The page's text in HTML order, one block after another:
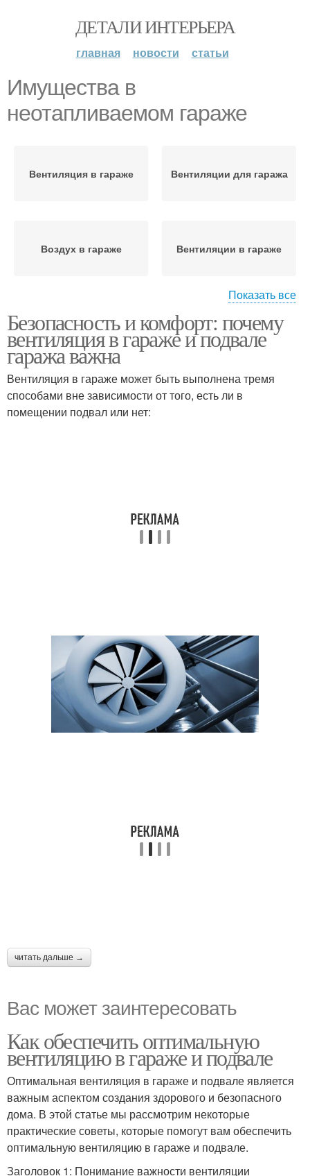
ДЕТАЛИ ИНТЕРЬЕРА
главная новости статьи
Имущества в
неотапливаемом гараже
Вентиляция в гараже Вентиляции для гаража
Воздух в гараже Вентиляции в гараже
Плесени в гараже Гараж в зимний период
Показать все
Безопасность и комфорт: почему
вентиляция в гараже и подвале
гаража важна
Вентиляция в гараже может быть выполнена тремя
способами вне зависимости от того, есть ли в
помещении подвал или нет:
читать дальше →
Вас может заинтересовать
Как обеспечить оптимальную
вентиляцию в гараже и подвале
Оптимальная вентиляция в гараже и подвале является
важным аспектом создания здорового и безопасного
дома. В этой статье мы рассмотрим некоторые
практические советы, которые помогут вам обеспечить
оптимальную вентиляцию в гараже и подвале.
Заголовок 1: Понимание важности вентиляции